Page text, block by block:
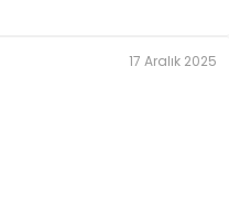
17 Aralık 2025